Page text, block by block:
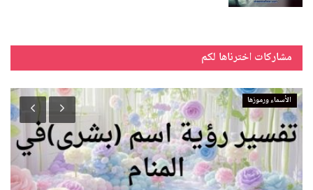
مشاركات اخترناها لكم
الأسماء ورموزها